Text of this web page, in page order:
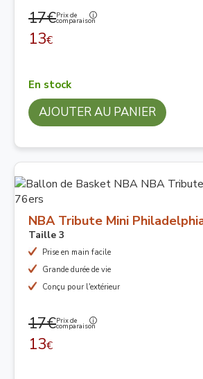
17€Prix de
comparaison
13€
En stock
AJOUTER AU PANIER
NBA Tribute Mini
Taille 3
Prise en main facile
Grande durée de vie
Conçu pour l'extérieur
17€Prix de
comparaison
13€